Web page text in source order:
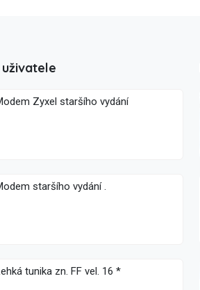
Modem Zyxel staršího vydání
staršího vydání .
tunika zn. FF vel. 16 *